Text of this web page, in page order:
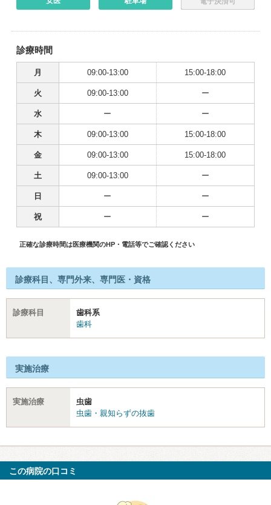
診療時間
月 09:00-13:00 15:00-18:00
火 09:00-13:00 ー
水 ー ー
木 09:00-13:00 15:00-18:00
金 09:00-13:00 15:00-18:00
土 09:00-13:00 ー
日 ー ー
祝 ー ー
正確な診療時間は医療機関のHP・電話等でご確認ください
診療科目、専門外来、専門医・資格
診療科目
歯科系
歯科
実施治療
実施治療
虫歯
虫歯・親知らずの抜歯
この病院の口コミ